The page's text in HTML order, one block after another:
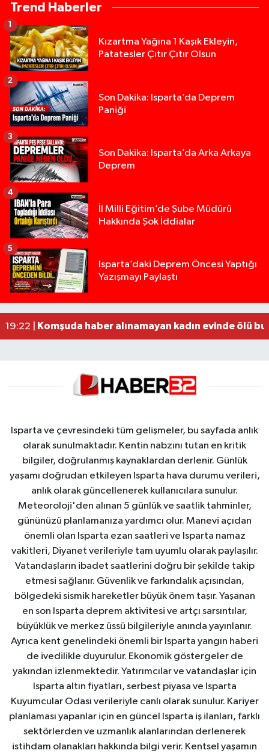
Trend Haberler
Kızartma Yağına 1 Kaşık Ekleyin,
Patatesler Çıtır Çıtır Olsun
1
Son Dakika: Isparta’da Deprem
Paniği
2
Son Dakika: Isparta’da Arka Arkaya
Deprem
3
İl Milli Eğitim’de Şube Müdürü
Hakkında Şok İddialar
4
Isparta’daki Deprem Öncesi Yaptığı
Yazışmayı Paylaştı
5
13:00 |Yığılca'da kardeşler arasındaki silahlı kavgada
12:48 |Tur teknesi çalışanlarının birbirine girdiği kavga
02:26 |MOTOSİKLETLE ÇARPIŞAN OTOMOBİL GÜL
19:22 |
Komşuda haber alınamayan kadın evinde ölü
Isparta ve çevresindeki tüm gelişmeler, bu sayfada anlık
olarak sunulmaktadır. Kentin nabzını tutan en kritik
bilgiler, doğrulanmış kaynaklardan derlenir. Günlük
yaşamı doğrudan etkileyen Isparta hava durumu verileri,
anlık olarak güncellenerek kullanıcılara sunulur.
Meteoroloji'den alınan 5 günlük ve saatlik tahminler,
gününüzü planlamanıza yardımcı olur. Manevi açıdan
önemli olan Isparta ezan saatleri ve Isparta namaz
vakitleri, Diyanet verileriyle tam uyumlu olarak paylaşılır.
Vatandaşların ibadet saatlerini doğru bir şekilde takip
etmesi sağlanır. Güvenlik ve farkındalık açısından,
bölgedeki sismik hareketler büyük önem taşır. Yaşanan
en son Isparta deprem aktivitesi ve artçı sarsıntılar,
büyüklük ve merkez üssü bilgileriyle anında yayınlanır.
Ayrıca kent genelindeki önemli bir Isparta yangın haberi
de ivedilikle duyurulur. Ekonomik göstergeler de
yakından izlenmektedir. Yatırımcılar ve vatandaşlar için
Isparta altın fiyatları, serbest piyasa ve Isparta
Kuyumcular Odası verileriyle canlı olarak sunulur. Kariyer
planlaması yapanlar için en güncel Isparta iş ilanları, farklı
sektörlerden ve uzmanlık alanlarından derlenerek
istihdam olanakları hakkında bilgi verir. Kentsel yaşamın